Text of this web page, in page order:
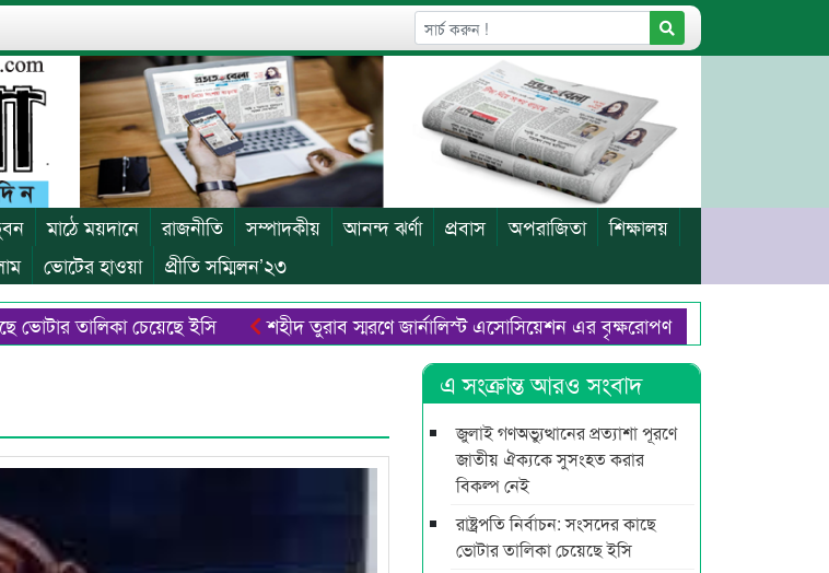
মাঠে ময়দানে রাজনীতি সম্পাদকীয় আনন্দ ঝর্ণা প্রবাস অপরাজিতা
শিক্ষালয়
ভোটের হাওয়া প্রীতি সম্মিলন’২৩
তালিকা চেয়েছে ইসি শহীদ তুরাব স্মরণে জার্নালিস্ট এসোসিয়েশন এর বৃক্ষরোপণ
দুর্নীতি প্রতিরোধে
জনপ্রশাসনের কর্মকর্তাদের সব পদেই কাজ করার মানসিকতা
এ সংক্রান্ত আরও সংবাদ
জুলাই গণঅভ্যুত্থানের প্রত্যাশা পূরণে
জাতীয় ঐক্যকে সুসংহত করার
বিকল্প নেই
রাষ্ট্রপতি নির্বাচন: সংসদের কাছে
ভোটার তালিকা চেয়েছে ইসি